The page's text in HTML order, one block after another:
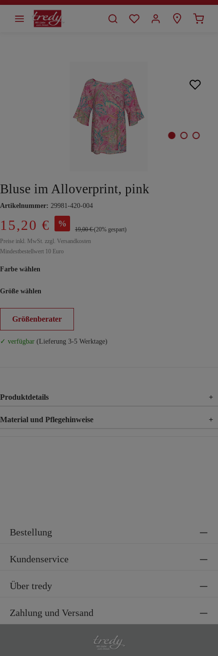
springen
Bluse im Alloverprint, pink
Artikelnummer: 29981-420-004
15,20 € %
19,00 €(20% gespart)
Preise inkl. MwSt. zzgl. Versandkosten
Mindestbestellwert 10 Euro
Farbe wählen
Größe wählen
Größenberater
✓ verfügbar (Lieferung 3-5 Werktage)
Produktdetails +
Material und Pflegehinweise +
Bestellung
Kundenservice
Über tredy
Zahlung und Versand